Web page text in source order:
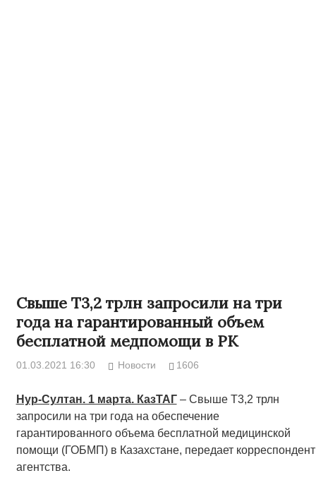
Свыше Т3,2 трлн запросили на три
года на гарантированный объем
бесплатной медпомощи в РК
01.03.2021 16:30 Новости 1606
Нур-Султан. 1 марта. КазТАГ– Свыше Т3,2 трлн
запросили на три года на обеспечение
гарантированного объема бесплатной медицинской
помощи (ГОБМП) в Казахстане, передает корреспондент
агентства.